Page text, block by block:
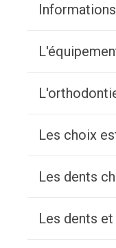
Les choix
Les dents
Les dents